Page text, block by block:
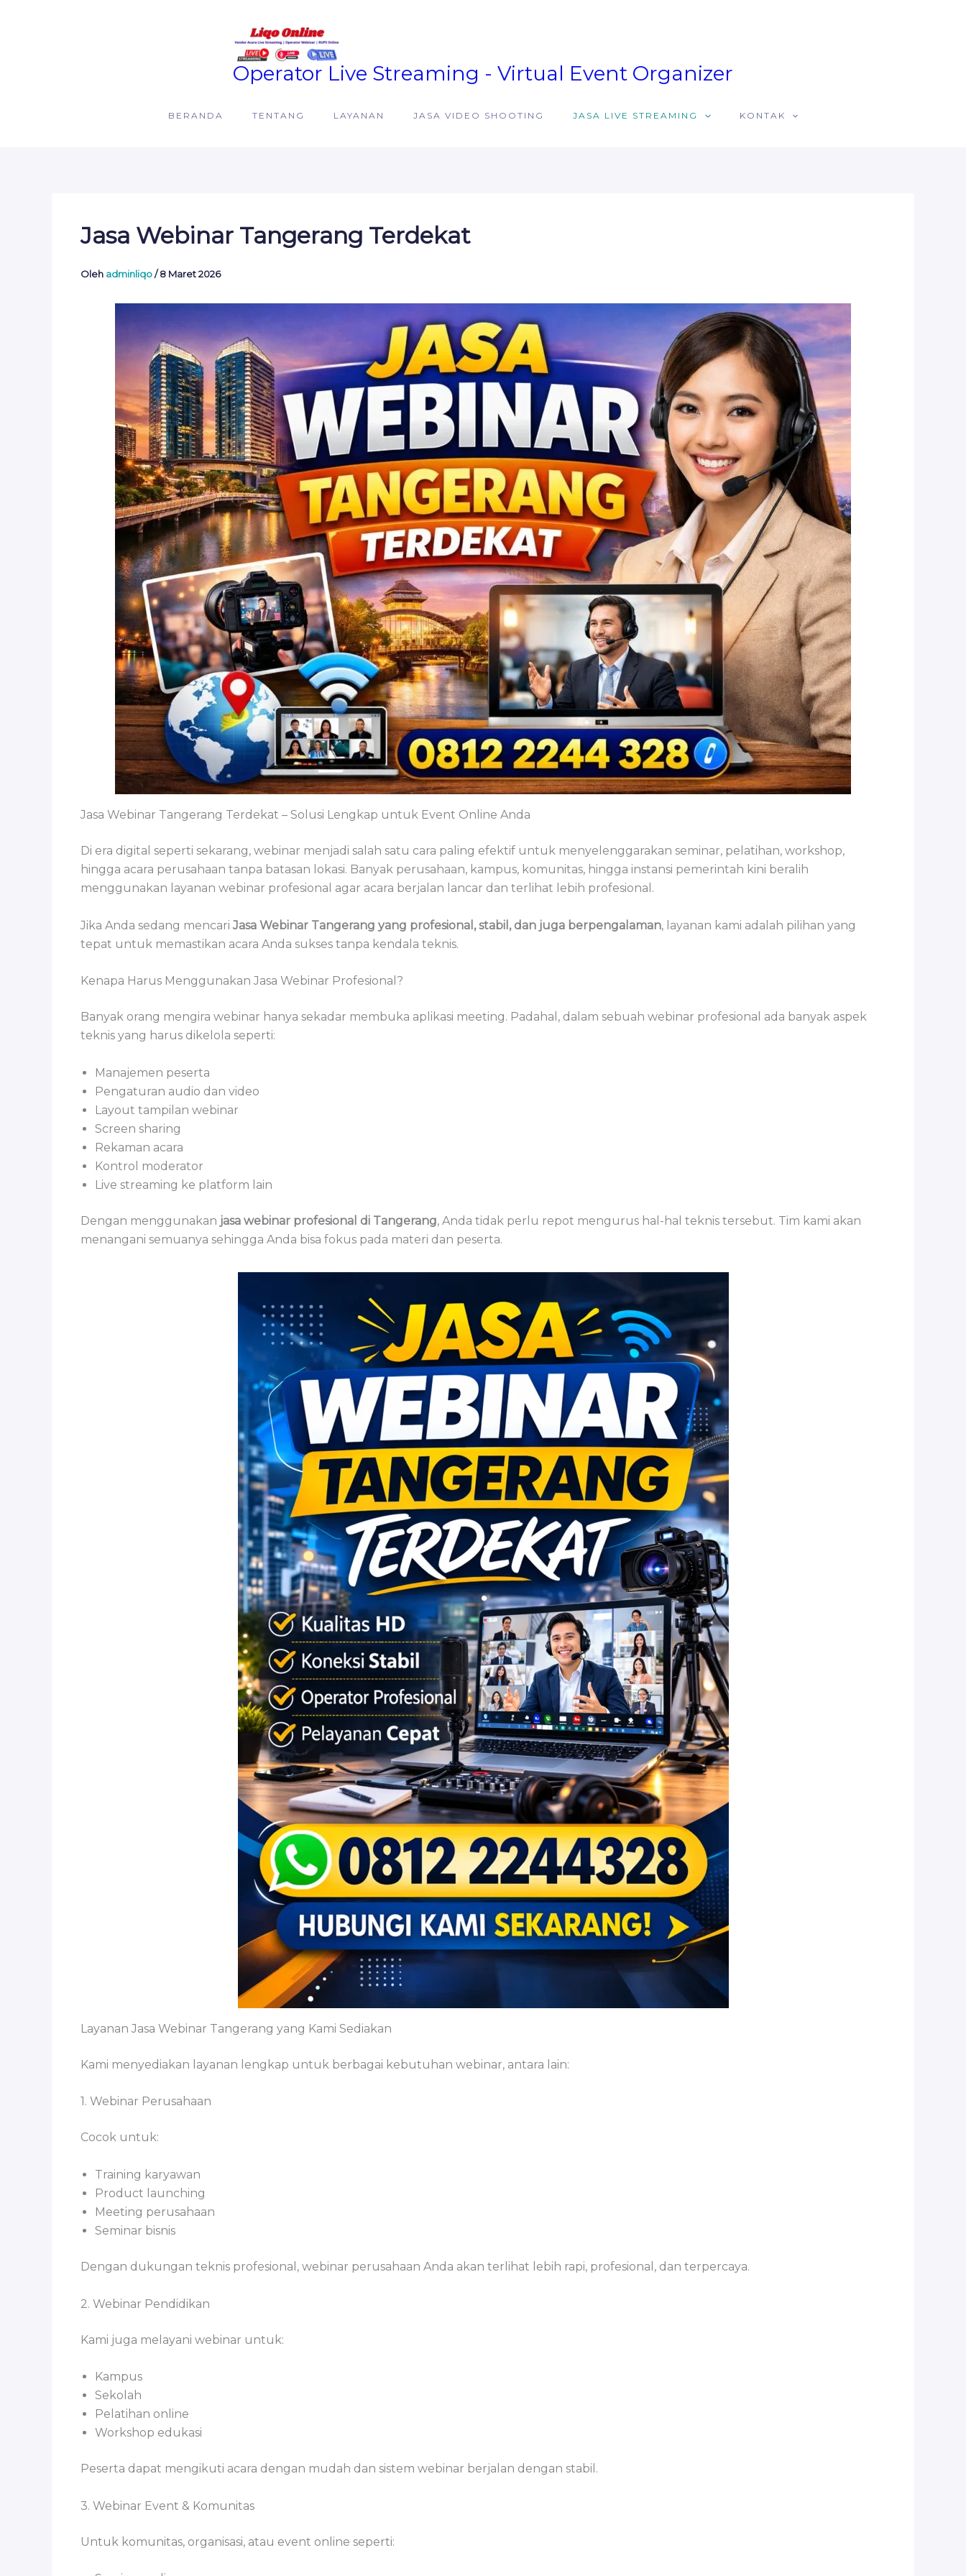
Operator Live Streaming - Virtual Event Organizer
BERANDA TENTANG LAYANAN JASA VIDEO SHOOTING JASA LIVE STREAMING KONTAK
Jasa Webinar Tangerang Terdekat
Oleh adminliqo/8 Maret 2026
Jasa Webinar Tangerang Terdekat – Solusi Lengkap untuk Event Online Anda
Di era digital seperti sekarang, webinar menjadi salah satu cara paling efektif untuk menyelenggarakan seminar, pelatihan, workshop,
hingga acara perusahaan tanpa batasan lokasi. Banyak perusahaan, kampus, komunitas, hingga instansi pemerintah kini beralih
menggunakan layanan webinar profesional agar acara berjalan lancar dan terlihat lebih profesional.
Jika Anda sedang mencari Jasa Webinar Tangerang yang profesional, stabil, dan juga berpengalaman, layanan kami adalah pilihan yang
tepat untuk memastikan acara Anda sukses tanpa kendala teknis.
Kenapa Harus Menggunakan Jasa Webinar Profesional?
Banyak orang mengira webinar hanya sekadar membuka aplikasi meeting. Padahal, dalam sebuah webinar profesional ada banyak aspek
teknis yang harus dikelola seperti:
Manajemen peserta
Pengaturan audio dan video
Layout tampilan webinar
Screen sharing
Rekaman acara
Kontrol moderator
Live streaming ke platform lain
Dengan menggunakan jasa webinar profesional di Tangerang, Anda tidak perlu repot mengurus hal-hal teknis tersebut. Tim kami akan
menangani semuanya sehingga Anda bisa fokus pada materi dan peserta.
Layanan Jasa Webinar Tangerang yang Kami Sediakan
Kami menyediakan layanan lengkap untuk berbagai kebutuhan webinar, antara lain:
1. Webinar Perusahaan
Cocok untuk:
Training karyawan
Product launching
Meeting perusahaan
Seminar bisnis
Dengan dukungan teknis profesional, webinar perusahaan Anda akan terlihat lebih rapi, profesional, dan terpercaya.
2. Webinar Pendidikan
Kami juga melayani webinar untuk:
Kampus
Sekolah
Pelatihan online
Workshop edukasi
Peserta dapat mengikuti acara dengan mudah dan sistem webinar berjalan dengan stabil.
3. Webinar Event & Komunitas
Untuk komunitas, organisasi, atau event online seperti: